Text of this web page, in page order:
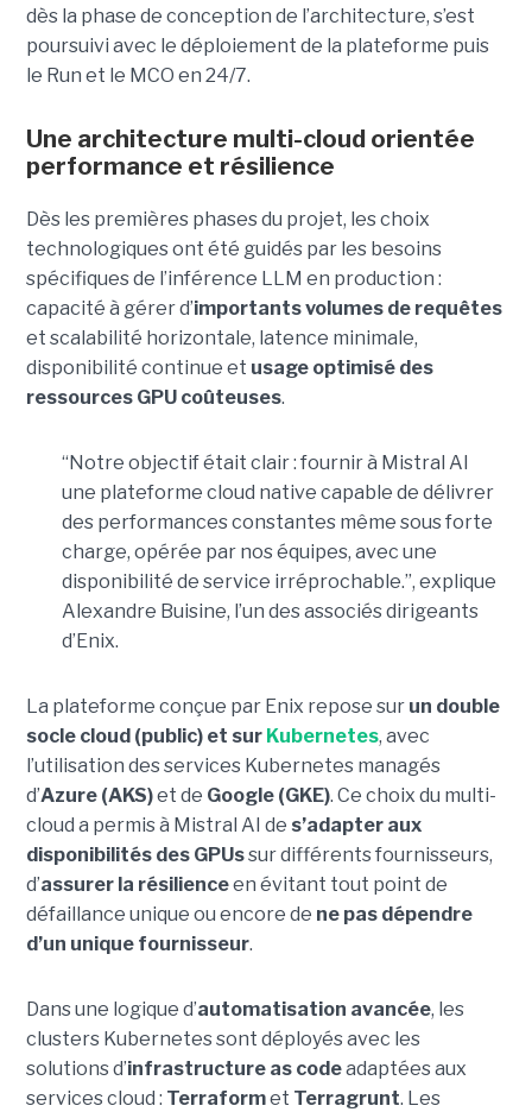
dès la phase de conception de l’architecture, s’est
poursuivi avec le déploiement de la plateforme puis
le Run et le MCO en 24/7.
Une architecture multi-cloud orientée
performance et résilience
Dès les premières phases du projet, les choix
technologiques ont été guidés par les besoins
spécifiques de l’inférence LLM en production :
capacité à gérer d’importants volumes de requêtes
et scalabilité horizontale, latence minimale,
disponibilité continue et usage optimisé des
ressources GPU coûteuses.
“Notre objectif était clair : fournir à Mistral AI
une plateforme cloud native capable de délivrer
des performances constantes même sous forte
charge, opérée par nos équipes, avec une
disponibilité de service irréprochable.”, explique
Alexandre Buisine, l’un des associés dirigeants
d’Enix.
La plateforme conçue par Enix repose sur un double
socle cloud (public) et sur Kubernetes, avec
l’utilisation des services Kubernetes managés
d’Azure (AKS)et de Google (GKE). Ce choix du multi-
cloud a permis à Mistral AI de s’adapter aux
disponibilités des GPUssur différents fournisseurs,
d’assurer la résilienceen évitant tout point de
défaillance unique ou encore de ne pas dépendre
d’un unique fournisseur.
Dans une logique d’automatisation avancée, les
clusters Kubernetes sont déployés avec les
solutions d’infrastructure as codeadaptées aux
services cloud : Terraformet Terragrunt. Les